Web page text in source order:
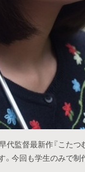
監督最新作『こたつ
今回も学生のみで制